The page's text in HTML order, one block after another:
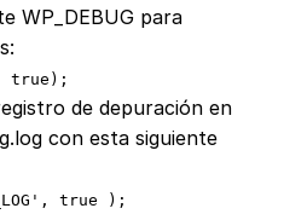
WP_DEBUG para
true);
de depuración en
con esta siguiente
true );